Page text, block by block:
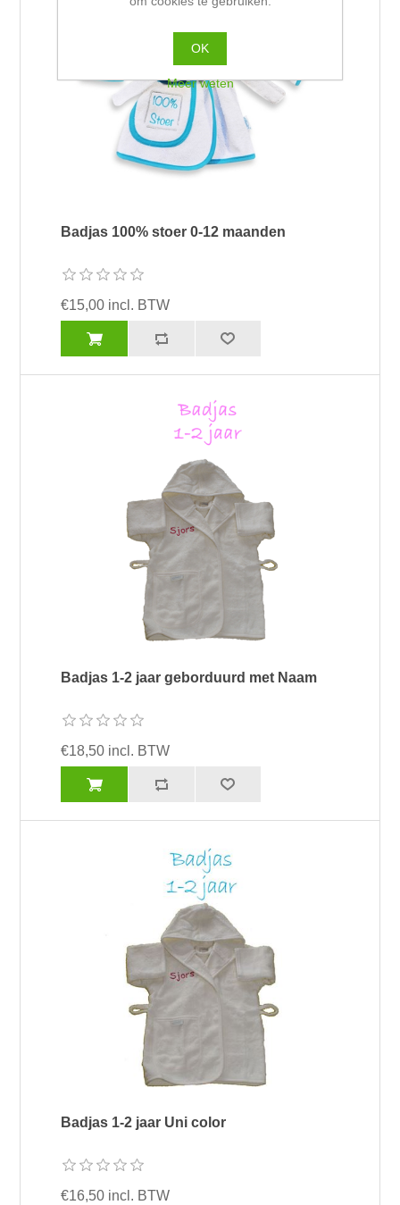
Badjas 100% stoer 0-12 maanden
€15,00 incl. BTW
Badjas 1-2 jaar geborduurd met Naam
€18,50 incl. BTW
Badjas 1-2 jaar Uni color
€16,50 incl. BTW
OK
Meer weten